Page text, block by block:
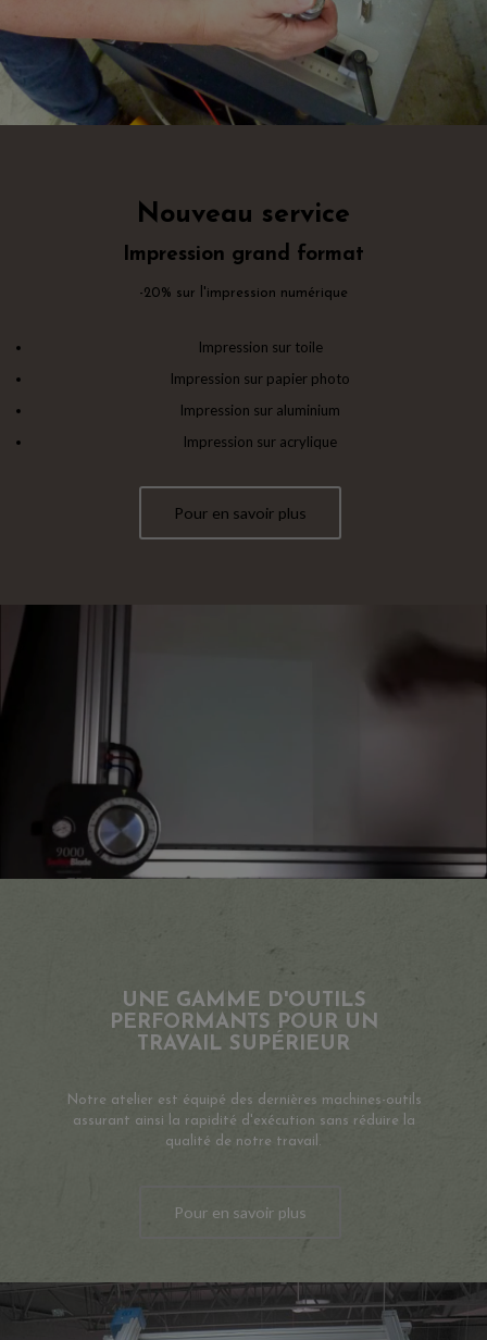
Nouveau service
Impression grand format
-20% sur l'impression numérique
Nouveau service
Impression grand format
-20% sur l'impression numérique
Impression sur toile
Impression sur papier photo
Impression sur aluminium
Impression sur acrylique
Pour en savoir plus
UNE GAMME D'OUTILS
PERFORMANTS POUR UN
TRAVAIL SUPÉRIEUR
Notre atelier est équipé des dernières machines-outils
assurant ainsi la rapidité d'exécution sans réduire la
qualité de notre travail.
Pour en savoir plus